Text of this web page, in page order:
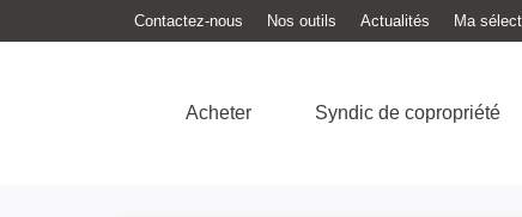
Contactez-nous Nos outils Actualités Ma
Acheter Syndic de copropriété